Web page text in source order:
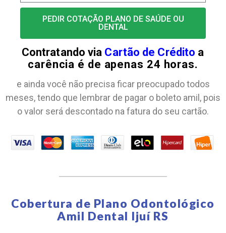
PEDIR COTAÇÃO PLANO DE SAÚDE OU
DENTAL
Contratando via Cartão de Crédito a
carência é de apenas 24 horas.
e ainda você não precisa ficar preocupado todos
meses, tendo que lembrar de pagar o boleto amil, pois
o valor será descontado na fatura do seu cartão.
Cobertura de Plano Odontológico
Amil Dental Ijuí RS